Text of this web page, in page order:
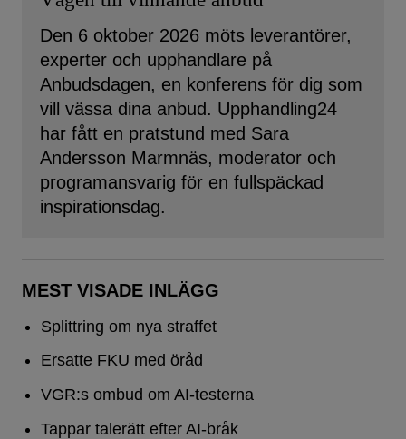
Den 6 oktober 2026 möts leverantörer,
experter och upphandlare på
Anbudsdagen, en konferens för dig som
vill vässa dina anbud. Upphandling24
har fått en pratstund med Sara
Andersson Marmnäs, moderator och
programansvarig för en fullspäckad
inspirationsdag.
MEST VISADE INLÄGG
Splittring om nya straffet
Ersatte FKU med öråd
VGR:s ombud om AI-testerna
Tappar talerätt efter AI-bråk